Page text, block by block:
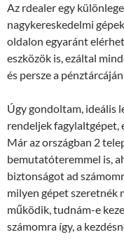
Az rdealer egy
nagykereskedelmi
oldalon egyaránt
eszközök is, ezáltal
és persze a
Úgy gondoltam, ideális
rendeljek fagylaltgépet,
Már az országban 2
bemutatóteremmel is,
biztonságot ad
milyen gépet szeretnék
működik, tudnám-e
számomra így, a